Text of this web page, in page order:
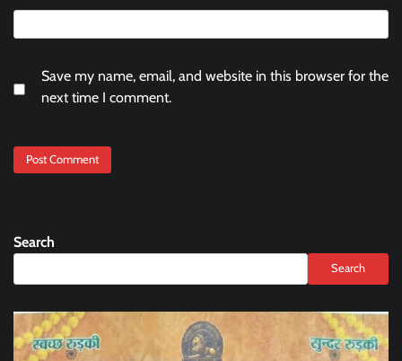
Save my name, email, and website in this browser for the
next time I comment.
Search
Search